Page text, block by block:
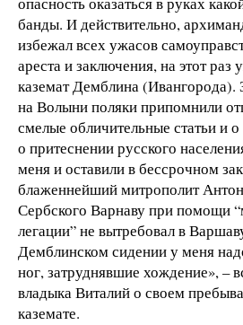
банды. И действительно,
избежал всех ужасов
ареста и заключения, на этот
каземат Демблина (Ивангорода).
на Волыни поляки припомнили
смелые обличительные статьи и
о притеснении русского
меня и оставили в бессрочном
блаженнейший митрополит
Сербского Варнаву при помощи
легации” не вытребовал в
Демблинском сидении у меня
ног, затруднявшие хождение», –
владыка Виталий о своем
каземате.